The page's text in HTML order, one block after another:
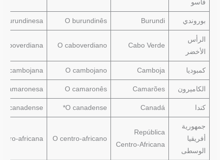
فاسو
بوروندي Burundi
O burundinês
burundinesa
الرأس
الأخضر
Cabo Verde
O caboverdiano
caboverdiana
كمبوديا Camboja
O cambojano
A cambojana
الكاميرون Camarões
O camaronês
camaronesa
كندا Canadá
O canadense*
A canadense*
جمهورية
أفريقيا
الوسطى
República
Centro-Africana
O centro-africano
africana